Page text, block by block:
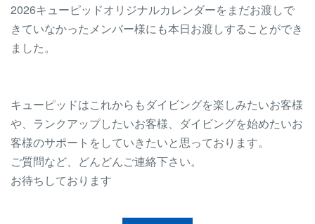
2026キューピッドオリジナルカレンダーをまだお渡しで
きていなかったメンバー様にも本日お渡しすることができ
ました。
キューピッドはこれからもダイビングを楽しみたいお客様
や、ランクアップしたいお客様、ダイビングを始めたいお
客様のサポートをしていきたいと思っております。
ご質問など、どんどんご連絡下さい。
お待ちしております